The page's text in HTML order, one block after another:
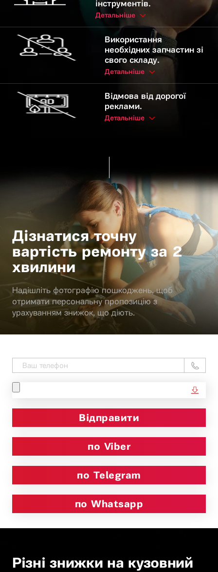
інструментів.
Детальніше
Використання
необхідних запчастин зі
свого складу.
Детальніше
Відмова від дорогої
реклами.
Детальніше
Дізнатися точну
вартість ремонту за 2
хвилини
Надішліть фотографію пошкоджень, щоб
отримати персональну пропозицію з
урахуванням знижок, що діють.
по Viber
по Telegram
по Whatsapp
Різні знижки на кузовний